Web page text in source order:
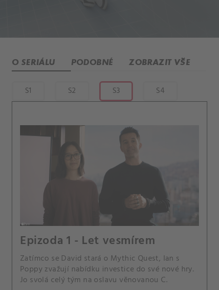
O SERIÁLU PODOBNÉ ZOBRAZIT VŠE
S1 S2 S3 S4
Epizoda 1 - Let vesmírem
Zatímco se David stará o Mythic Quest, Ian s
Poppy zvažují nabídku investice do své nové hry.
Jo svolá celý tým na oslavu věnovanou C.